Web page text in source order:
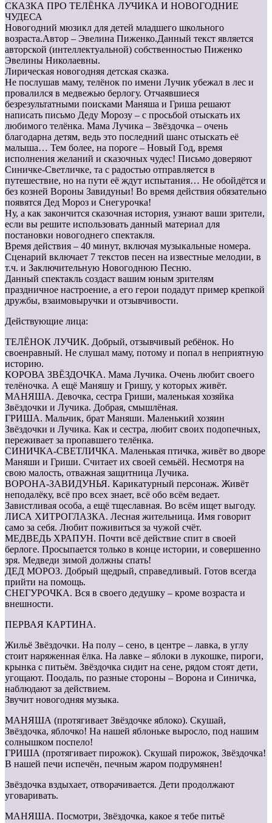
СКАЗКА ПРО ТЕЛЁНКА ЛУЧИКА И НОВОГОДНИЕ
ЧУДЕСА
Новогодний мюзикл для детей младшего школьного
возраста.Автор – Эвелина Пиженко.Данный текст является
авторской (интеллектуальной) собственностью Пиженко
Эвелины Николаевны.
Лирическая новогодняя детская сказка.
Не послушав маму, телёнок по имени Лучик убежал в лес и
провалился в медвежью берлогу. Отчаявшиеся
безрезультатными поисками Маняша и Гриша решают
написать письмо Деду Морозу – с просьбой отыскать их
любимого телёнка. Мама Лучика – Звёздочка – очень
благодарна детям, ведь это последний шанс отыскать её
малыша… Тем более, на пороге – Новый Год, время
исполнения желаний и сказочных чудес! Письмо доверяют
Синичке-Светличке, та с радостью отправляется в
путешествие, но на пути её ждут испытания… Не обойдётся и
без козней Вороны Завидуньи! Во время действия обязательно
появятся Дед Мороз и Снегурочка!
Ну, а как закончится сказочная история, узнают ваши зрители,
если вы решите использовать данный материал для
постановки новогоднего спектакля.
Время действия – 40 минут, включая музыкальные номера.
Сценарий включает 7 текстов песен на известные мелодии, в
т.ч. и Заключительную Новогоднюю Песню.
Данный спектакль создаст вашим юным зрителям
праздничное настроение, а его герои подадут пример крепкой
дружбы, взаимовыручки и отзывчивости.
Действующие лица:
ТЕЛЁНОК ЛУЧИК. Добрый, отзывчивый ребёнок. Но
своенравный. Не слушал маму, потому и попал в неприятную
историю.
КОРОВА ЗВЁЗДОЧКА. Мама Лучика. Очень любит своего
телёночка. А ещё Маняшу и Гришу, у которых живёт.
МАНЯША. Девочка, сестра Гриши, маленькая хозяйка
Звёздочки и Лучика. Добрая, смышлёная.
ГРИША. Мальчик, брат Маняши. Маленький хозяин
Звёздочки и Лучика. Как и сестра, любит своих подопечных,
переживает за пропавшего телёнка.
СИНИЧКА-СВЕТЛИЧКА. Маленькая птичка, живёт во дворе
Маняши и Гриши. Считает их своей семьёй. Несмотря на
свою малость, отважная защитница Лучика.
ВОРОНА-ЗАВИДУНЬЯ. Карикатурный персонаж. Живёт
неподалёку, всё про всех знает, всё обо всём ведает.
Завистливая особа, а ещё тщеславная. Во всём ищет выгоду.
ЛИСА ХИТРОГЛАЗКА. Лесная жительница. Имя говорит
само за себя. Любит поживиться за чужой счёт.
МЕДВЕДЬ ХРАПУН. Почти всё действие спит в своей
берлоге. Просыпается только в конце истории, и совершенно
зря. Медведи зимой должны спать!
ДЕД МОРОЗ. Добрый щедрый, справедливый. Готов всегда
прийти на помощь.
СНЕГУРОЧКА. Вся в своего дедушку – кроме возраста и
внешности.
ПЕРВАЯ КАРТИНА.
Жильё Звёздочки. На полу – сено, в центре – лавка, в углу
стоит наряженная ёлка. На лавке – яблоки в лукошке, пироги,
крынка с питьём. Звёздочка сидит на сене, рядом стоят дети,
угощают. Поодаль, по разные стороны – Ворона и Синичка,
наблюдают за действием.
Звучит новогодняя музыка.
МАНЯША (протягивает Звёздочке яблоко). Скушай,
Звёздочка, яблочко! На нашей яблоньке выросло, под нашим
солнышком поспело!
ГРИША (протягивает пирожок). Скушай пирожок, Звёздочка!
В нашей печи испечён, печным жаром подрумянен!
Звёздочка вздыхает, отворачивается. Дети продолжают
уговаривать.
МАНЯША. Посмотри, Звёздочка, какое я тебе питьё